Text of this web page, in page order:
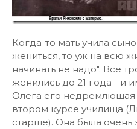
Когда-то мать учила
жениться, то уж на всю
начинать не надо". Все
женились до 21 года - и
Олега его недремлющая
втором курсе училища
старше). Она была очень